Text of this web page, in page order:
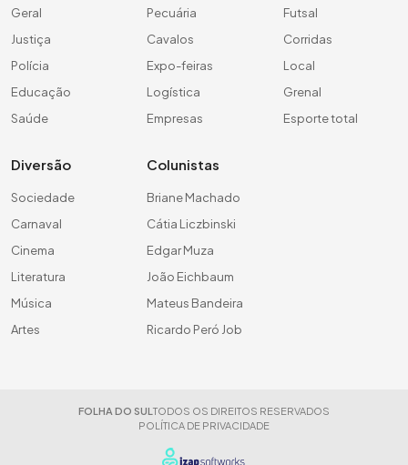
Geral
Justiça
Polícia
Educação
Saúde
Pecuária
Cavalos
Expo-feiras
Logística
Empresas
Futsal
Corridas
Local
Grenal
Esporte total
Diversão
Sociedade
Carnaval
Cinema
Literatura
Música
Artes
Colunistas
Briane Machado
Cátia Liczbinski
Edgar Muza
João Eichbaum
Mateus Bandeira
Ricardo Peró Job
FOLHA DO SUL TODOS OS DIREITOS RESERVADOS
POLÍTICA DE PRIVACIDADE